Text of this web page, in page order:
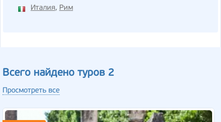
Италия, Рим
Всего найдено туров 2
Просмотреть все